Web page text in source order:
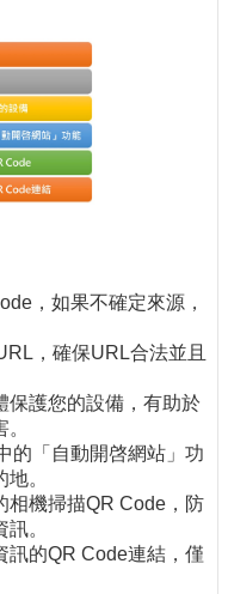
，如果不確定來源，
，確保URL合法並且
保護您的設備，有助於
的「自動開啓網站」功
。
相機掃描QR Code，防
。
訊的QR Code連結，僅